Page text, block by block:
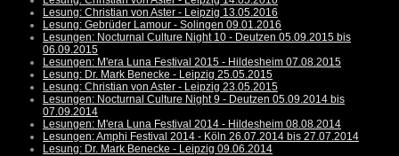
Lesung: Christian von Aster - Leipzig 13.05.2016
Lesung: Gebrüder Lamour - Solingen 09.01.2016
Lesungen: Nocturnal Culture Night 10 - Deutzen 05.09.2015 bis
06.09.2015
Lesungen: M'era Luna Festival 2015 - Hildesheim 07.08.2015
Lesung: Dr. Mark Benecke - Leipzig 25.05.2015
Lesung: Christian von Aster - Leipzig 23.05.2015
Lesungen: Nocturnal Culture Night 9 - Deutzen 05.09.2014 bis
07.09.2014
Lesungen: M'era Luna Festival 2014 - Hildesheim 08.08.2014
Lesungen: Amphi Festival 2014 - Köln 26.07.2014 bis 27.07.2014
Lesung: Dr. Mark Benecke - Leipzig 09.06.2014